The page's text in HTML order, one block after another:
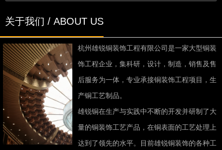
关于我们 / ABOUT US
杭州雄锐铜装饰工程有限公司是一家大型铜装
饰工程企业，集科研，设计，制造，销售及售
后服务为一体，专业承接铜装饰工程项目，生
产铜工艺制品。
雄锐铜在生产与实践中不断的开发并研制了大
量的铜装饰工艺产品，在铜表面的工艺处理上
达到了领先的水平。目前雄锐铜装饰的各种工